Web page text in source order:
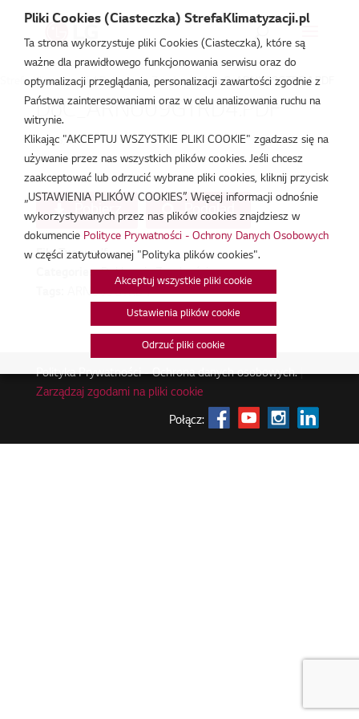
Strefa Klimatyzacji /Deklaracja Zgodności/DoC_ARNU09GTRD4.PDF
DoC_ARNU09GTRD4.PDF
lut 18, 2026
Pobierz Podgląd
File Type:pdf
Categories:Deklaracja Zgodności
ARNU09GTRD4
Polityka Prywatności - Ochrona danych osobowych.|
Zarządzaj zgodami na pliki cookie
Połącz:
Pliki Cookies (Ciasteczka) StrefaKlimatyzacji.pl
Ta strona wykorzystuje pliki Cookies (Ciasteczka), które są
ważne dla prawidłowego funkcjonowania serwisu oraz do
optymalizacji przeglądania, personalizacji zawartości zgodnie z
Państwa zainteresowaniami oraz w celu analizowania ruchu na
witrynie.
Klikając "AKCEPTUJ WSZYSTKIE PLIKI COOKIE" zgadzasz się na
używanie przez nas wszystkich plików cookies. Jeśli chcesz
zaakceptować lub odrzucić wybrane pliki cookies, kliknij przycisk
„USTAWIENIA PLIKÓW COOKIES”. Więcej informacji odnośnie
wykorzystywanych przez nas plików cookies znajdziesz w
dokumencie Polityce Prywatności - Ochrony Danych Osobowych
w części zatytułowanej "Polityka plików cookies".
Akceptuj wszystkie pliki cookie
Ustawienia plików cookie
Odrzuć pliki cookie